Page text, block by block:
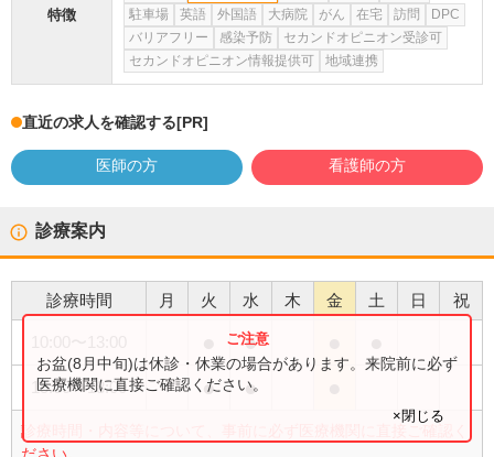
特徴
駐車場
英語 外国語 大病院 がん 在宅 訪問
DPC
バリアフリー
感染予防
セカンドオピニオン受診可
セカンドオピニオン情報提供可
地域連携
直近の求人を確認する[PR]
医師の方 看護師の方
診療案内
診療時間 月 火 水 木 金 土 日 祝
●
15:00〜18:00 ● ●
診療時間・内容等について、事前に必ず医療機関に直接ご確認く
お盆(8月中旬)は休診・休業の場合があります。来院前に必ず
医療機関に直接ご確認ください。
×閉じる